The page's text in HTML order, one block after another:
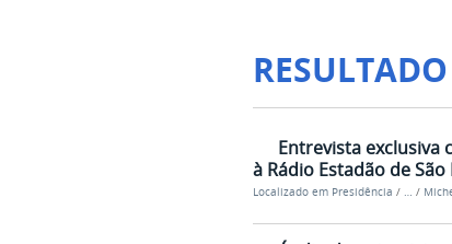
Entrevista exclusiva
à Rádio Estadão de
Localizado em Presidência / … /